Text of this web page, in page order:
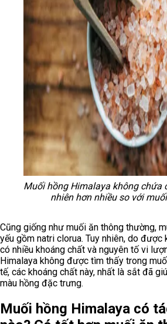
Muối hồng Himalaya không chứa
nhiên hơn nhiều so với
Cũng giống như muối ăn thông thường,
yếu gồm natri clorua. Tuy nhiên, do được
có nhiều khoáng chất và nguyên tố vi
Himalaya không được tìm thấy trong
tế, các khoáng chất này, nhất là sắt đã
màu hồng đặc trưng.
Muối hồng Himalaya có